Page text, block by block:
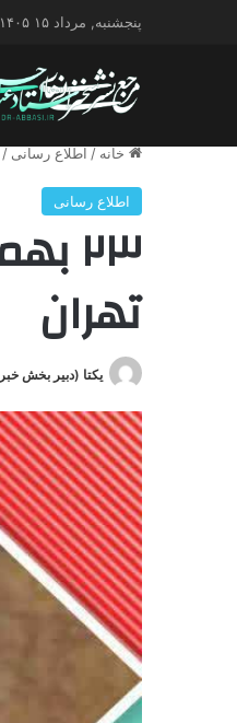
پنجشنبه, مرداد ۱۵ ۱۴۰۵
خانه / اطلاع رسانی /
اطلاع رسانی
تهران
یکتا (دبیر بخش